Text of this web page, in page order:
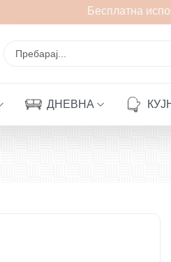
Бесплатна
ДНЕВНА